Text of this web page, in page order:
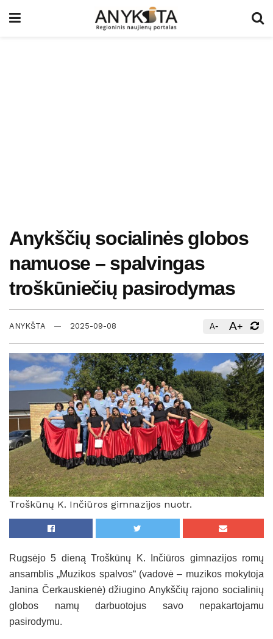
Anykščių socialinės globos
namuose – spalvingas
troškūniečių pasirodymas
ANYKŠTA 2025-09-08 A- A+
Troškūnų K. Inčiūros gimnazijos nuotr.
Rugsėjo 5 dieną Troškūnų K. Inčiūros gimnazijos romų
ansamblis „Muzikos spalvos“ (vadovė – muzikos mokytoja
Janina Čerkauskienė) džiugino Anykščių rajono socialinių
globos namų darbuotojus savo nepakartojamu
pasirodymu.